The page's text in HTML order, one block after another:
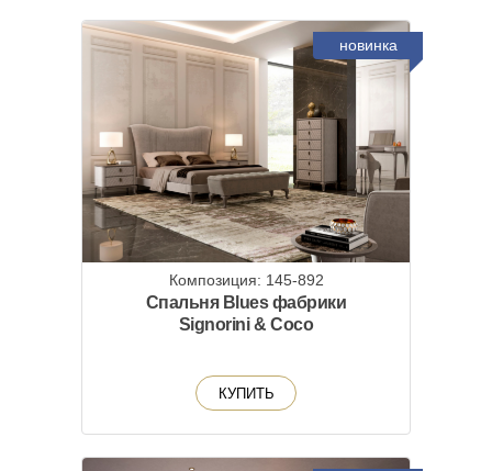
новинка
Композиция: 145-892
Спальня Blues фабрики
Signorini & Coco
КУПИТЬ